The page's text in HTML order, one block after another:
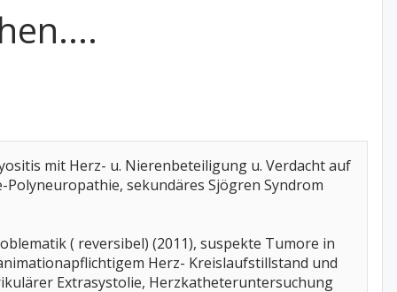
mit Herz- u. Nierenbeteiligung u. Verdacht auf
sekundäres Sjögren Syndrom
( reversibel) (2011), suspekte Tumore in
Herz- Kreislaufstillstand und
Extrasystolie, Herzkatheteruntersuchung